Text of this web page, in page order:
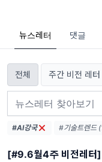
뉴스레터 댓글
전체 주간 비전 레터
#AI강국 #기술트렌드
#AI생태계
[#9.6월4주 비전레터